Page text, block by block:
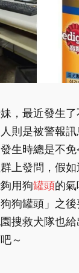
，最近發生
則是被警報
生時總是不
上發問，假
用狗罐頭的
狗罐頭」之
搜救犬隊也
～